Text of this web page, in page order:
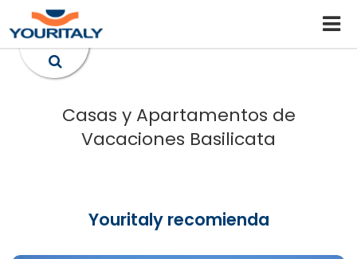
Casas y Apartamentos de
Vacaciones Basilicata
Youritaly recomienda